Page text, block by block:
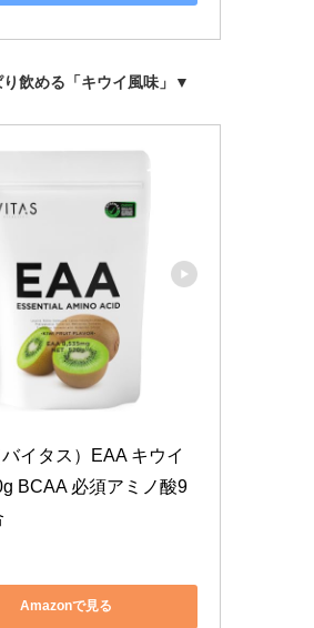
飲める「キウイ風味」▼
イタス）EAA キウイ
BCAA 必須アミノ酸9
Amazonで見る